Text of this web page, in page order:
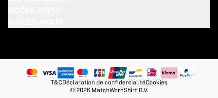
T&CDéclaration de confidentialitéCookies
© 2026 MatchWornShirt B.V.